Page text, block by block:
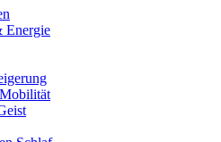
Energie